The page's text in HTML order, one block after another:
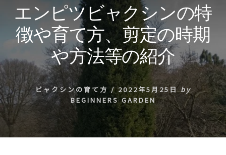
種
類
や
育
て
方
の
紹
介
を
エンピツビャクシンの特
徴や育て方、剪定の時期
や方法等の紹介
ビャクシンの育て方 / 2022年5月25日 by
BEGINNERS GARDEN